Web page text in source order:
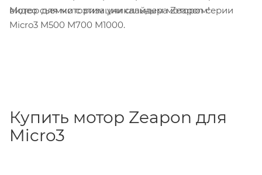
видео съемки с этим уникальным мотором!
Мотор для моторизации слайдера Zeapon серии
Micro3 M500 M700 M1000.
Купить мотор Zeapon для
Micro3